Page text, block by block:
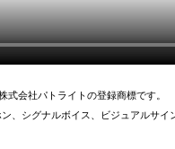
式会社パトライトの登録商標です。
、シグナルボイス、ビジュアルサ